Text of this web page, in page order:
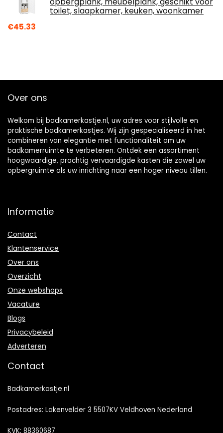
toilet, slaapkamer, keuken, woonkamer
€45.33
Over ons
Welkom bij badkamerkastje.nl, uw adres voor stijlvolle en
praktische badkamerkastjes. Wij zijn gespecialiseerd in het
combineren van elegantie met functionaliteit om uw
badkamerruimte te verbeteren. Ontdek een assortiment
hoogwaardige, prachtig vervaardigde kasten die zowel uw
opbergruimte als uw inrichting naar een hoger niveau tillen.
Informatie
Contact
Klantenservice
Over ons
Overzicht
Onze webshops
Vacature
Blogs
Privacybeleid
Adverteren
Contact
Badkamerkastje.nl
Postadres: Lakenvelder 3 5507KV Veldhoven Nederland
KVK: 88360687